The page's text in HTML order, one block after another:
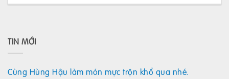
TIN MỚI
Cùng Hùng Hậu làm món mực trộn khổ qua nhé.